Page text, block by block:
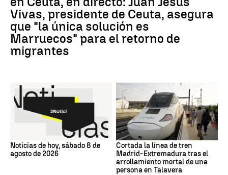
Vivas, presidente de Ceuta, asegura
que "la única solución es
Marruecos" para el retorno de
migrantes
Noticias de hoy, sábado 8 de
agosto de 2026
Cortada la línea de tren
Madrid-Extremadura tras el
arrollamiento mortal de una
persona en Talavera